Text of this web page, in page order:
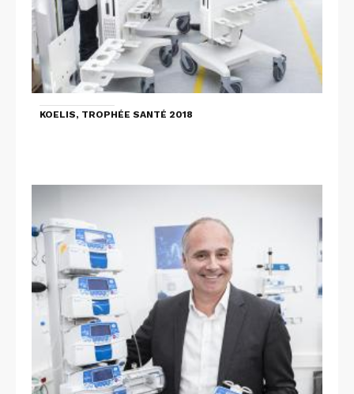
KOELIS, TROPHÉE SANTÉ 2018